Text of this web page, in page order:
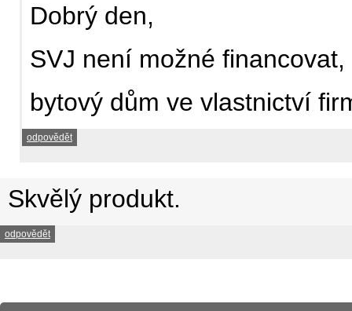
Dobrý den,
SVJ není možné financovat,
bytový dům ve vlastnictví
odpovědět
Skvělý produkt.
odpovědět